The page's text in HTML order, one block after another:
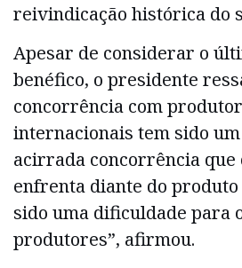
reivindicação histórica do
Apesar de considerar o
benéfico, o presidente
concorrência com
internacionais tem sido
acirrada concorrência que
enfrenta diante do
sido uma dificuldade para
produtores”, afirmou.